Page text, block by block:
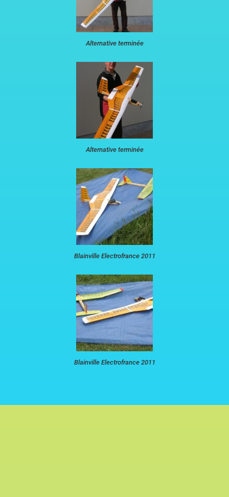
Alternative terminée
Alternative terminée
Blainville Electrofrance 2011
Blainville Electrofrance 2011